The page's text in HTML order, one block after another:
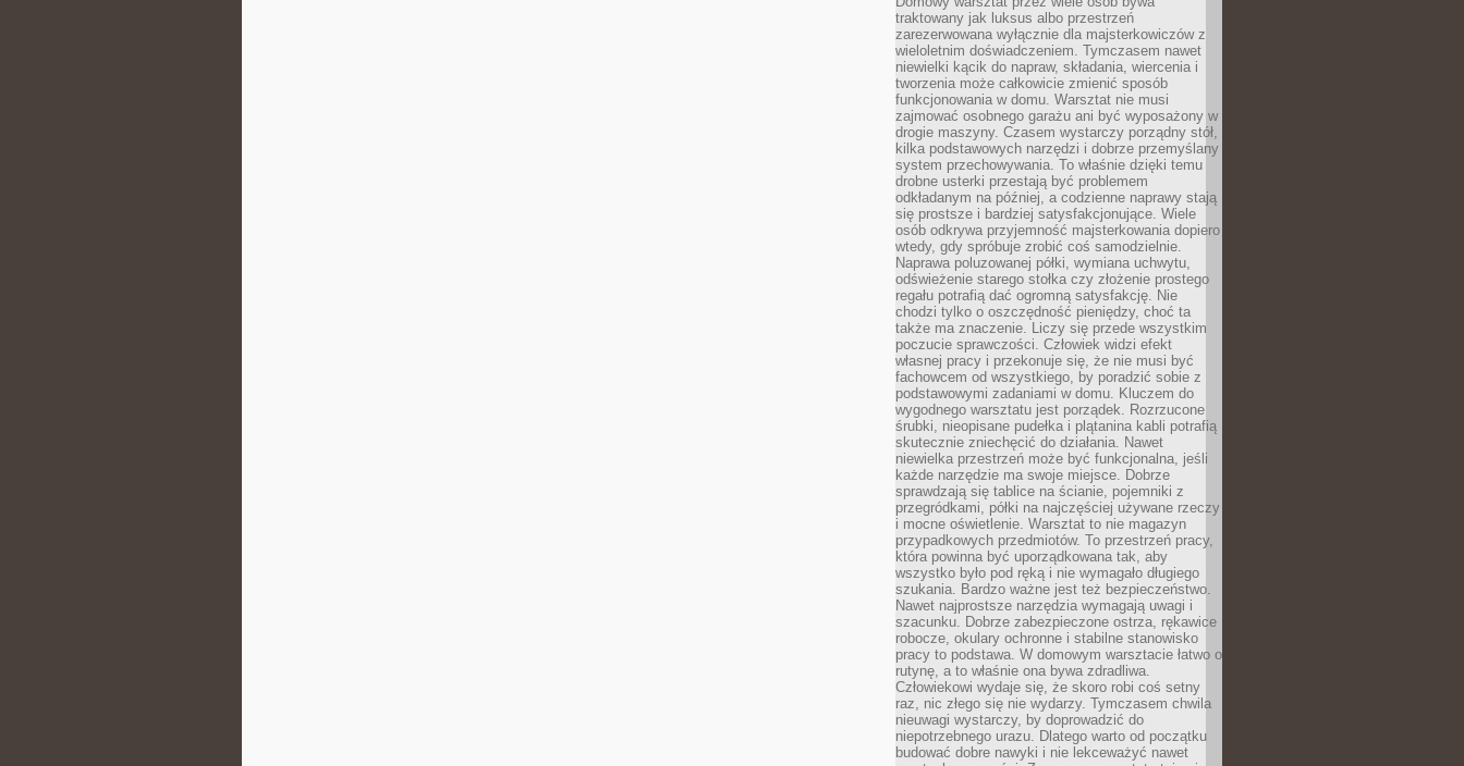
traktowany jak luksus albo przestrzeń
zarezerwowana wyłącznie dla majsterkowiczów z
wieloletnim doświadczeniem. Tymczasem nawet
niewielki kącik do napraw, składania, wiercenia i
tworzenia może całkowicie zmienić sposób
funkcjonowania w domu. Warsztat nie musi
zajmować osobnego garażu ani być wyposażony w
drogie maszyny. Czasem wystarczy porządny stół,
kilka podstawowych narzędzi i dobrze przemyślany
system przechowywania. To właśnie dzięki temu
drobne usterki przestają być problemem
odkładanym na później, a codzienne naprawy stają
się prostsze i bardziej satysfakcjonujące. Wiele
osób odkrywa przyjemność majsterkowania dopiero
wtedy, gdy spróbuje zrobić coś samodzielnie.
Naprawa poluzowanej półki, wymiana uchwytu,
odświeżenie starego stołka czy złożenie prostego
regału potrafią dać ogromną satysfakcję. Nie
chodzi tylko o oszczędność pieniędzy, choć ta
także ma znaczenie. Liczy się przede wszystkim
poczucie sprawczości. Człowiek widzi efekt
własnej pracy i przekonuje się, że nie musi być
fachowcem od wszystkiego, by poradzić sobie z
podstawowymi zadaniami w domu. Kluczem do
wygodnego warsztatu jest porządek. Rozrzucone
śrubki, nieopisane pudełka i plątanina kabli potrafią
skutecznie zniechęcić do działania. Nawet
niewielka przestrzeń może być funkcjonalna, jeśli
każde narzędzie ma swoje miejsce. Dobrze
sprawdzają się tablice na ścianie, pojemniki z
przegródkami, półki na najczęściej używane rzeczy
i mocne oświetlenie. Warsztat to nie magazyn
przypadkowych przedmiotów. To przestrzeń pracy,
która powinna być uporządkowana tak, aby
wszystko było pod ręką i nie wymagało długiego
szukania. Bardzo ważne jest też bezpieczeństwo.
Nawet najprostsze narzędzia wymagają uwagi i
szacunku. Dobrze zabezpieczone ostrza, rękawice
robocze, okulary ochronne i stabilne stanowisko
pracy to podstawa. W domowym warsztacie łatwo o
rutynę, a to właśnie ona bywa zdradliwa.
Człowiekowi wydaje się, że skoro robi coś setny
raz, nic złego się nie wydarzy. Tymczasem chwila
nieuwagi wystarczy, by doprowadzić do
niepotrzebnego urazu. Dlatego warto od początku
budować dobre nawyki i nie lekceważyć nawet